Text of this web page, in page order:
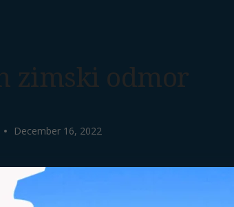
zimski odmor
December 16, 2022